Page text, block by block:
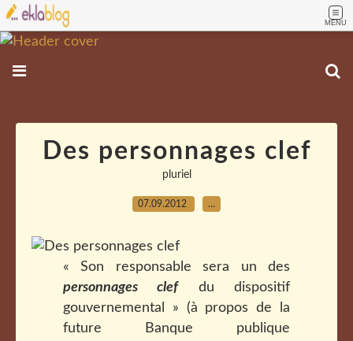
MENU
Des personnages clef
pluriel
07.09.2012 …
« Son responsable sera un des
personnages clefdu dispositif
gouvernemental » (à propos de la
future Banque publique